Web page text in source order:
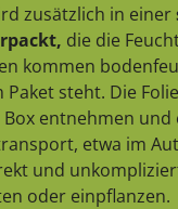
zusätzlich in einer
die die
kommen
Paket steht. Die
entnehmen und
etwa im
und
oder einpflanzen.